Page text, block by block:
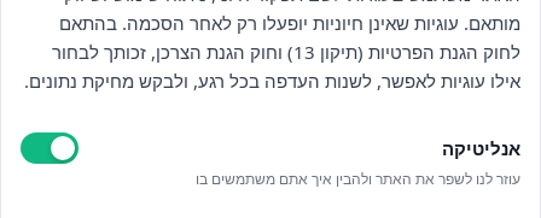
אזור אישי
מדיניות פרטיות
הצהרת נגישות
מותאם. עוגיות שאינן חיוניות יופעלו רק לאחר הסכמה. בהתאם
לחוק הגנת הפרטיות (תיקון 13) וחוק הגנת הצרכן, זכותך לבחור
אילו עוגיות לאפשר, לשנות העדפה בכל רגע, ולבקש מחיקת נתונים.
אנליטיקה
עוזר לנו לשפר את האתר ולהבין איך אתם משתמשים בו